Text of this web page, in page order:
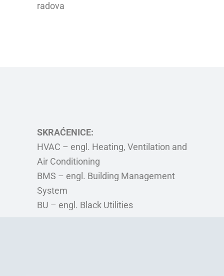
radova
SKRAĆENICE:
HVAC – engl. Heating, Ventilation and
Air Conditioning
BMS – engl. Building Management
System
BU – engl. Black Utilities